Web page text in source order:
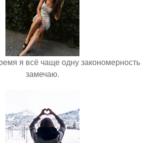
я всё чаще одну закономерность
замечаю.